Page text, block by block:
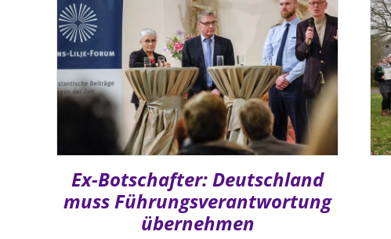
Ex-Botschafter: Deutschland
muss Führungsverantwortung
übernehmen